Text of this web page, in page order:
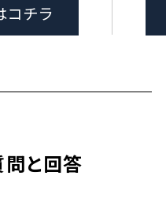
コチラ
問と回答